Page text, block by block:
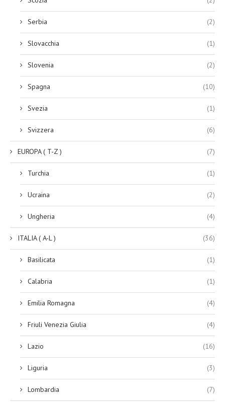
Serbia (2)
Slovacchia (1)
Slovenia (2)
Spagna (10)
Svezia (1)
Svizzera (6)
EUROPA ( T-Z ) (7)
Turchia (1)
Ucraina (2)
Ungheria (4)
ITALIA ( A-L ) (36)
Basilicata (1)
Calabria (1)
Emilia Romagna (4)
Friuli Venezia Giulia (4)
Lazio (16)
Liguria (3)
Lombardia (7)